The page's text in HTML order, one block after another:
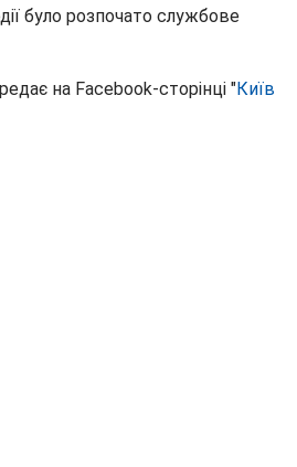
було розпочато службове
на Facebook-сторінці "Київ